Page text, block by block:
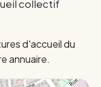
collectif
d'accueil du
annuaire.